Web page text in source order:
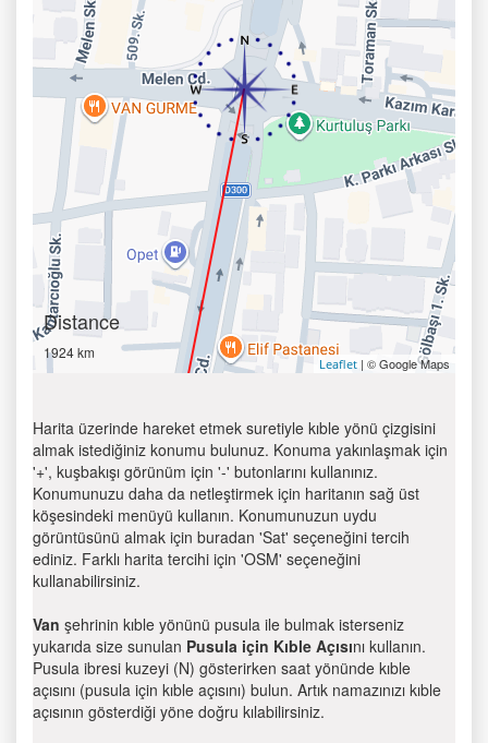
Distance
1924 km
Leaflet | © Google Maps
Harita üzerinde hareket etmek suretiyle kıble yönü çizgisini
almak istediğiniz konumu bulunuz. Konuma yakınlaşmak için
'+', kuşbakışı görünüm için '-' butonlarını kullanınız.
Konumunuzu daha da netleştirmek için haritanın sağ üst
köşesindeki menüyü kullanın. Konumunuzun uydu
görüntüsünü almak için buradan 'Sat' seçeneğini tercih
ediniz. Farklı harita tercihi için 'OSM' seçeneğini
kullanabilirsiniz.
Van şehrinin kıble yönünü pusula ile bulmak isterseniz
yukarıda size sunulan Pusula için Kıble Açısını kullanın.
Pusula ibresi kuzeyi (N) gösterirken saat yönünde kıble
açısını (pusula için kıble açısını) bulun. Artık namazınızı kıble
açısının gösterdiği yöne doğru kılabilirsiniz.